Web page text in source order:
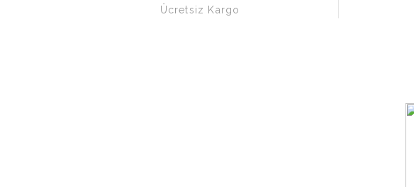
Ücretsiz Kargo